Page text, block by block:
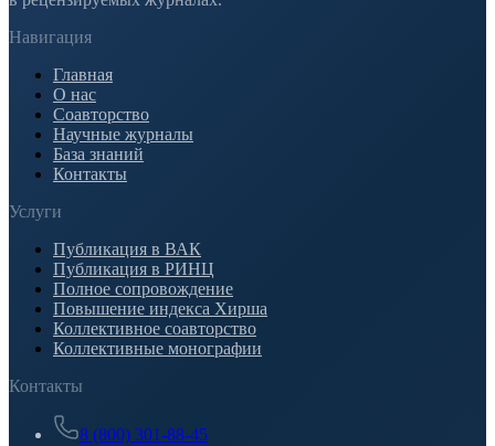
Навигация
Главная
О нас
Соавторство
Научные журналы
База знаний
Контакты
Услуги
Публикация в ВАК
Публикация в РИНЦ
Полное сопровождение
Повышение индекса Хирша
Коллективное соавторство
Коллективные монографии
Контакты
8 (800) 301-88-45